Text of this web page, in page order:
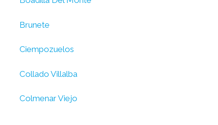
Brunete
Ciempozuelos
Collado Villalba
Colmenar Viejo